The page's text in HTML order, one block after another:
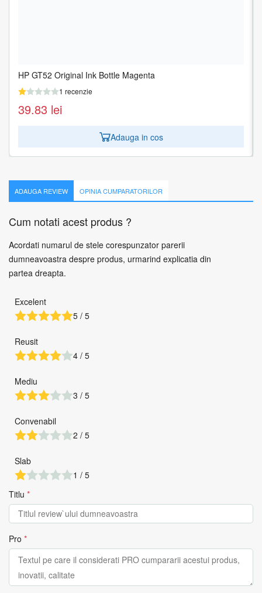
HP GT52 Original Ink Bottle Magenta
1 recenzie
39.83 lei
Adauga in cos
HP GT52 Original Ink Bottle Yellow
1 recenzie
39.83 lei
Adauga in cos
ADAUGA REVIEW OPINIA CUMPARATORILOR
Cum notati acest produs ?
Acordati numarul de stele corespunzator parerii
dumneavoastra despre produs, urmarind explicatia din
partea dreapta.
Excelent
5 / 5
Reusit
4 / 5
Mediu
3 / 5
Convenabil
2 / 5
Slab
1 / 5
Titlu *
Pro *